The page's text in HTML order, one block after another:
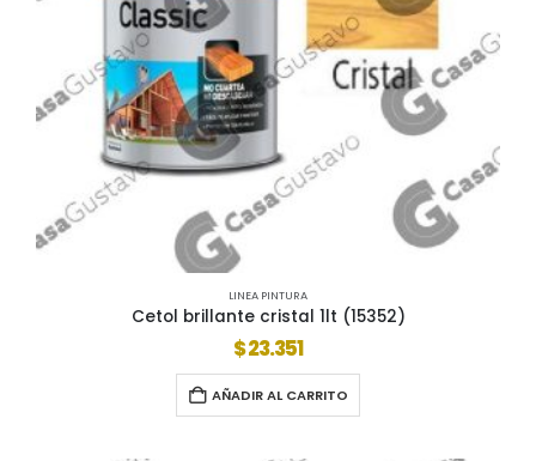
LINEA PINTURA
Cetol brillante cristal 1lt (15352)
$23.351
AÑADIR AL CARRITO